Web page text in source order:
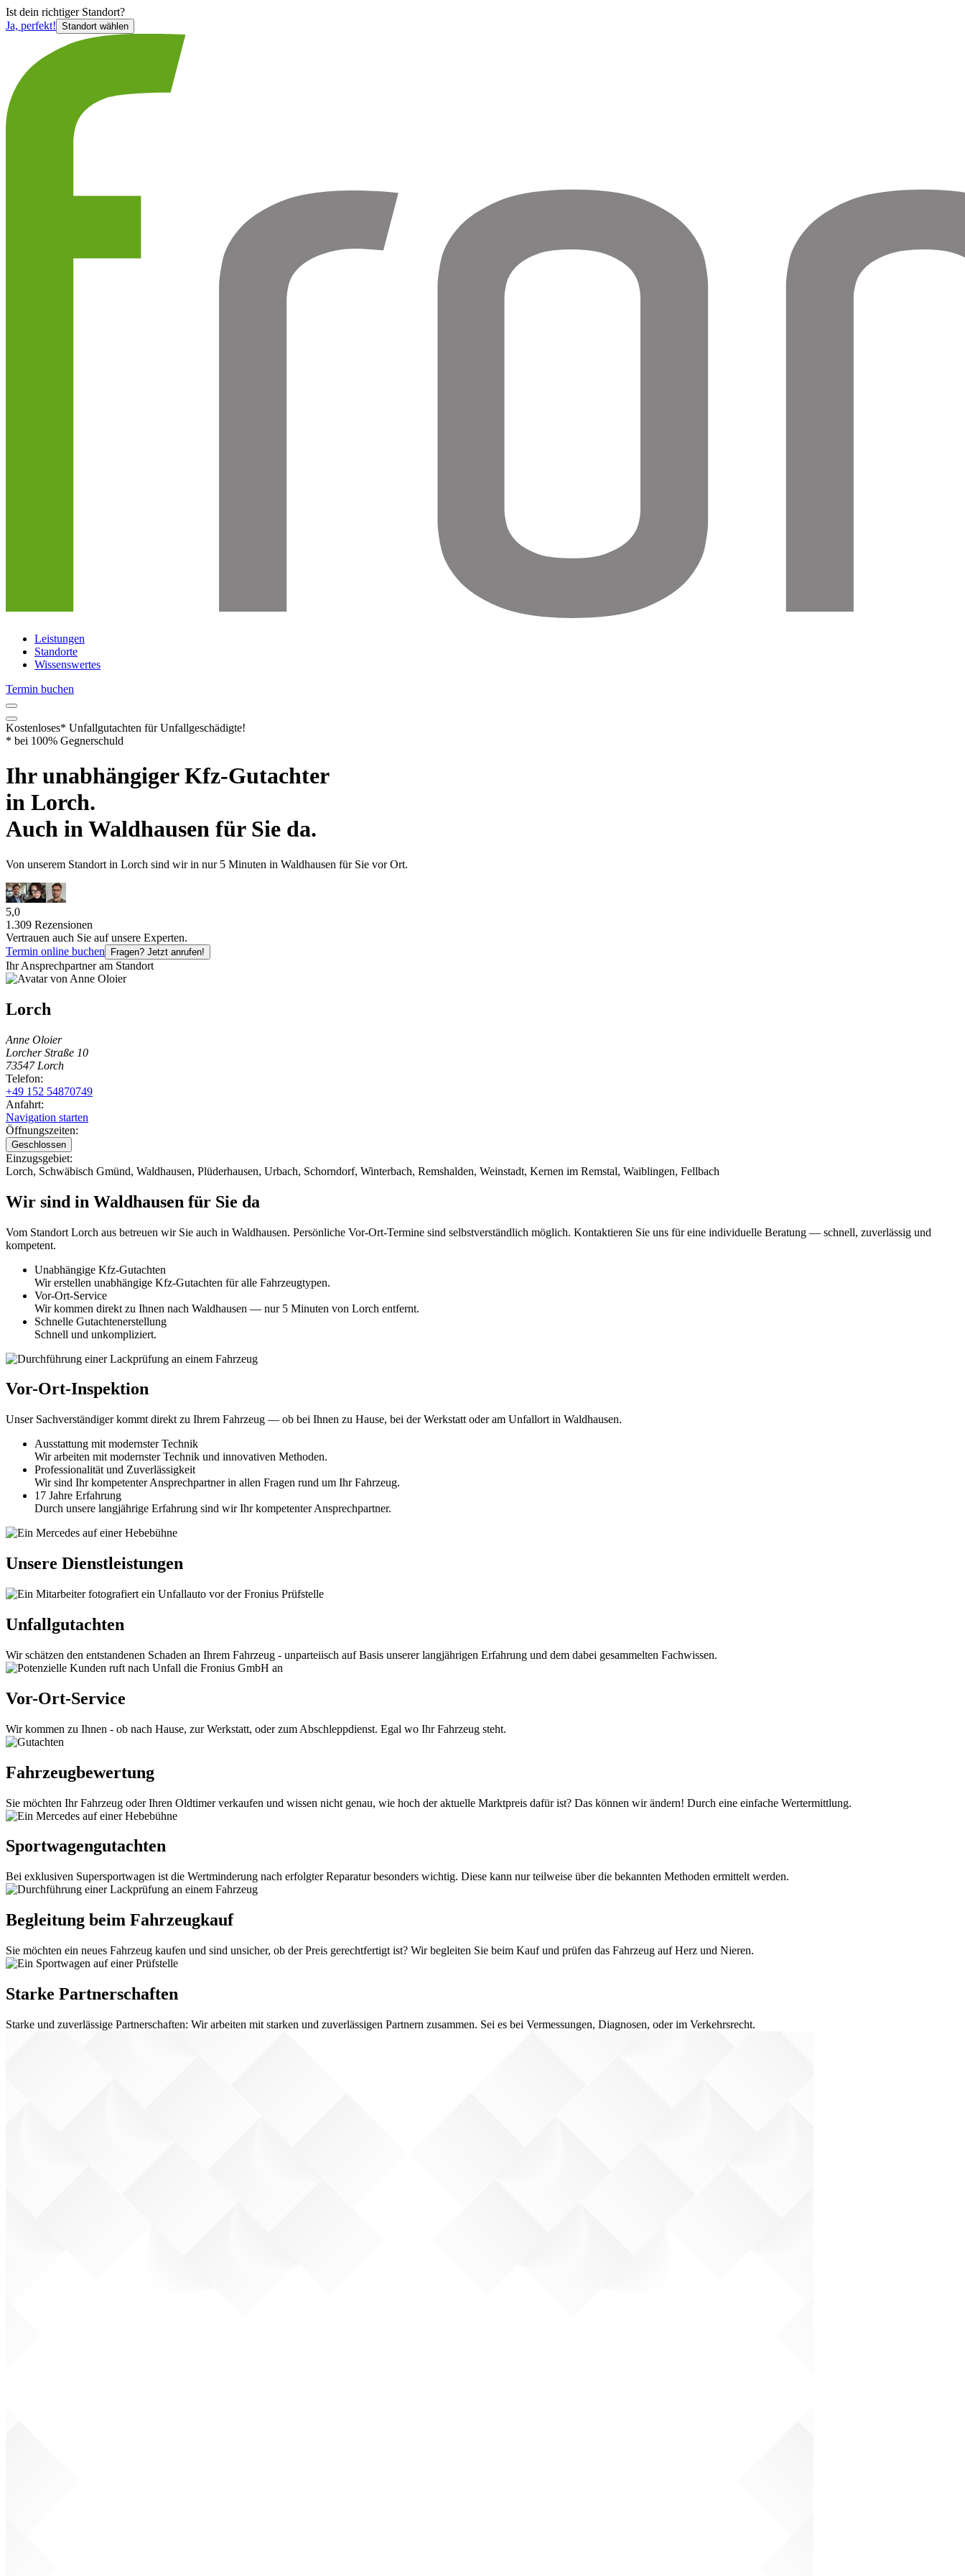
Ist dein richtiger Standort?
Ja, perfekt! Standort wählen
Leistungen
Standorte
Wissenswertes
Termin buchen
Kostenloses* Unfallgutachten für Unfallgeschädigte!
* bei 100% Gegnerschuld
Ihr unabhängigerKfz-Gutachter
in Lorch.
Auch inWaldhausen für Sie da.
Von unserem Standort in Lorch sind wirin nur 5 Minuten in Waldhausen für Sie vor Ort.
5,0
1.309 Rezensionen
Vertrauen auch Sie auf unsere Experten.
Termin online buchen
Fragen? Jetzt anrufen!
Ihr Ansprechpartner am Standort
Lorch
Anne Oloier
Lorcher Straße 10
73547 Lorch
Telefon:
+49 152 54870749
Anfahrt:
Navigation starten
Öffnungszeiten:
Geschlossen
Einzugsgebiet:
Lorch, Schwäbisch Gmünd, Waldhausen, Plüderhausen, Urbach, Schorndorf, Winterbach, Remshalden, Weinstadt, Kernen im Remstal, Waiblingen, Fellbach
Wir sind in Waldhausen für Sie da
Vom Standort Lorch aus betreuen wir Sie auch in Waldhausen. Persönliche Vor-Ort-Termine sind selbstverständlich möglich. Kontaktieren Sie uns für eine individuelle Beratung — schnell, zuverlässig und
kompetent.
Unabhängige Kfz-Gutachten
Wir erstellen unabhängige Kfz-Gutachten für alle Fahrzeugtypen.
Vor-Ort-Service
Wir kommen direkt zu Ihnen nach Waldhausen — nur 5 Minuten von Lorch entfernt.
Schnelle Gutachtenerstellung
Schnell und unkompliziert.
Vor-Ort-Inspektion
Unser Sachverständiger kommt direkt zu Ihrem Fahrzeug — ob bei Ihnen zu Hause, bei der Werkstatt oder am Unfallort in Waldhausen.
Ausstattung mit modernster Technik
Wir arbeiten mit modernster Technik und innovativen Methoden.
Professionalität und Zuverlässigkeit
Wir sind Ihr kompetenter Ansprechpartner in allen Fragen rund um Ihr Fahrzeug.
17 Jahre Erfahrung
Durch unsere langjährige Erfahrung sind wir Ihr kompetenter Ansprechpartner.
Unsere Dienstleistungen
Unfallgutachten
Wir schätzen den entstandenen Schaden an Ihrem Fahrzeug - unparteiisch auf Basis unserer langjährigen Erfahrung und dem dabei gesammelten Fachwissen.
Vor-Ort-Service
Wir kommen zu Ihnen - ob nach Hause, zur Werkstatt, oder zum Abschleppdienst. Egal wo Ihr Fahrzeug steht.
Fahrzeugbewertung
Sie möchten Ihr Fahrzeug oder Ihren Oldtimer verkaufen und wissen nicht genau, wie hoch der aktuelle Marktpreis dafür ist? Das können wir ändern! Durch eine einfache Wertermittlung.
Sportwagengutachten
Bei exklusiven Supersportwagen ist die Wertminderung nach erfolgter Reparatur besonders wichtig. Diese kann nur teilweise über die bekannten Methoden ermittelt werden.
Begleitung beim Fahrzeugkauf
Sie möchten ein neues Fahrzeug kaufen und sind unsicher, ob der Preis gerechtfertigt ist? Wir begleiten Sie beim Kauf und prüfen das Fahrzeug auf Herz und Nieren.
Starke Partnerschaften
Starke und zuverlässige Partnerschaften: Wir arbeiten mit starken und zuverlässigen Partnern zusammen. Sei es bei Vermessungen, Diagnosen, oder im Verkehrsrecht.